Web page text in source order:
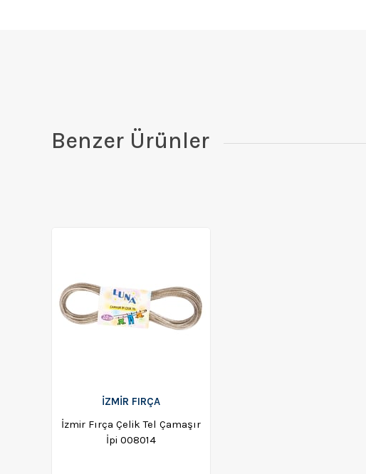
Benzer Ürünler
İZMİR FIRÇA
İzmir Fırça Çelik Tel Çamaşır
İpi 008014